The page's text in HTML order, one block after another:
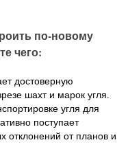
по-новому
чего:
достоверную
шахт и марок угля.
угля для
поступает
отклонений от планов и